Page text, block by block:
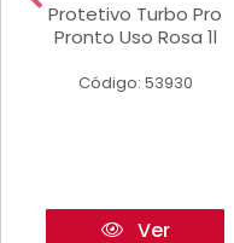
Protetivo Turbo Pro
Pronto Uso Rosa 1l
Código: 53930
Ver